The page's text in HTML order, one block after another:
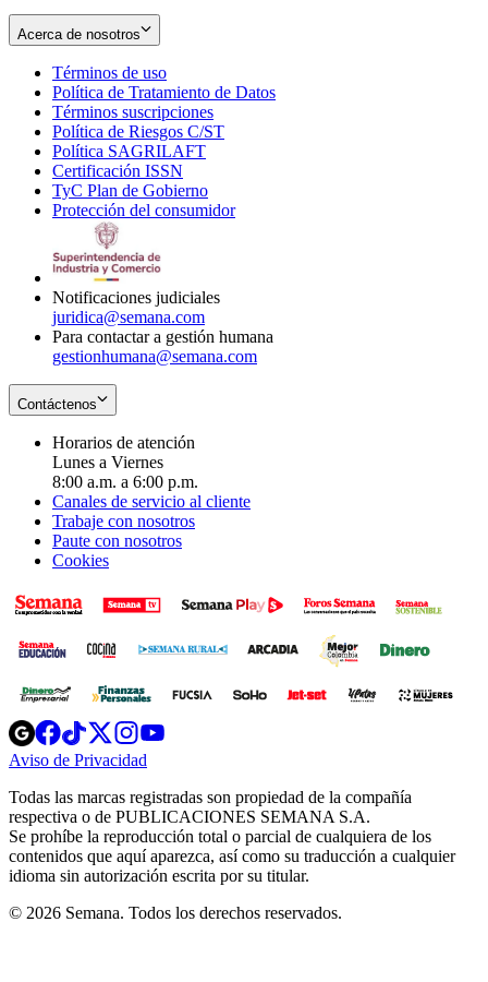
Acerca de nosotros
Términos de uso
in
new
window
Política de Tratamiento de Datos
Términos suscripciones
in
Política de Riesgos C/ST
Política SAGRILAFT
new
window
Certificación ISSN
in
new
TyC Plan de Gobierno
in
Protección del consumidorOpens
Notificaciones judiciales
juridica@semana.com
Para contactar a gestión humana
gestionhumana@semana.com
Contáctenos
Horarios de atención
Lunes a Viernes
8:00 a.m. a 6:00 p.m.
Canales de servicio al cliente
Trabaje con nosotros
Paute con nosotros
Cookies
Opens
in
new
Opens
in
new
Opens
in
new
window
Opens
new
windowwindow
Aviso de Privacidad
new
window
Todas las marcas registradas son propiedad de la compañía
respectiva o de PUBLICACIONES SEMANA S.A.
Se prohíbe la reproducción total o parcial de cualquiera de los
contenidos que aquí aparezca, así como su traducción a cualquier
idioma sin autorización escrita por su titular.
© 2026 Semana. Todos los derechos reservados.